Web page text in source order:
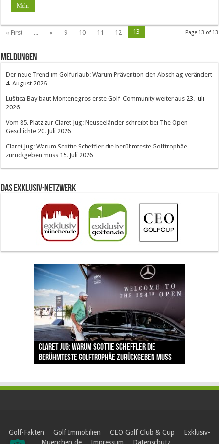
Mehr
Page 13 of 13
« First ... « 9 10 11 12 13
Meldungen
Der neue Trend im Golfurlaub: Warum Prävention den Abschlag verändert
4. August 2026
Luštica Bay baut Montenegros erste Golf-Community weiter aus 23. Juli
2026
Vom 85. Platz zur Claret Jug: Neuseeländer schreibt bei The Open
Geschichte 20. Juli 2026
Claret Jug: Warum Scottie Scheffler die berühmteste Golftrophäe
zurückgeben muss 15. Juli 2026
Das Exklusiv-Netzwerk
Der neue Trend im Golfurlaub: Warum
Prävention den Abschlag verändert
Luštica Bay baut Montenegros erste Golf-
Community weiter aus
Vom 85. Platz zur Claret Jug: Neuseeländer
schreibt bei The Open Geschichte
Claret Jug: Warum Scottie Scheffler die
berühmteste Golftrophäe zurückgeben muss
The Open 2026 in Royal Birkdale: Warum der
traditionsreiche Linksplatz zu den größten
Herausforderungen im Golfsport zählt
Golf-Fakten Golf Immobilien CEO Golf Club & Cup
Exklusiv-
Muenchen.de
Impressum Datenschutz